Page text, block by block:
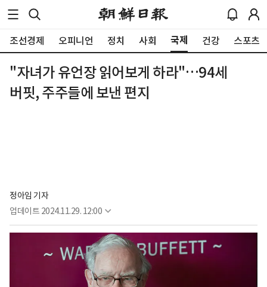
조선경제 오피니언 정치 사회 국제 건강 스포츠
"자녀가 유언장 읽어보게 하라"…94세
버핏, 주주들에 보낸 편지
정아임 기자
업데이트 2024.11.29. 12:00